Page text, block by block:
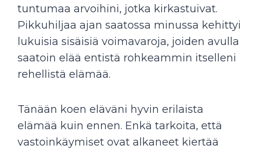
tuntumaa arvoihini, jotka kirkastuivat.
Pikkuhiljaa ajan saatossa minussa kehittyi
lukuisia sisäisiä voimavaroja, joiden avulla
saatoin elää entistä rohkeammin itselleni
rehellistä elämää.
Tänään koen eläväni hyvin erilaista
elämää kuin ennen. Enkä tarkoita, että
vastoinkäymiset ovat alkaneet kiertää